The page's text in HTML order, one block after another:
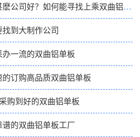
双曲铝单板生产厂家甚麽公司好？如何能寻找上乘双曲铝单板
到大制作公司
一流的双曲铝单板
订购高品质双曲铝单板
购到好的双曲铝单板
的双曲铝单板工厂